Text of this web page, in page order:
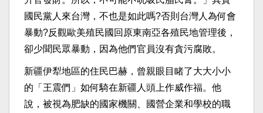
國民黨人來台灣，不也是如此嗎?否則台灣人為何會
暴動?反觀歐美殖民國回原東南亞各殖民地管理後，
卻少聞民眾暴動，因為他們官員沒有貪污腐敗。
新疆伊犁地區的住民巴赫，曾親眼目睹了大大小小
的「王震們」如何騎在新疆人頭上作威作福。他
說，被視為肥缺的國家機關、國營企業和學校的職